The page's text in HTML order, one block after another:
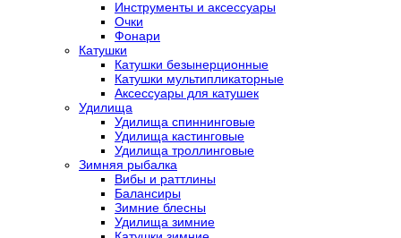
Инструменты и аксессуары
Очки
Фонари
Катушки
Катушки безынерционные
Катушки мультипликаторные
Аксессуары для катушек
Удилища
Удилища спиннинговые
Удилища кастинговые
Удилища троллинговые
Зимняя рыбалка
Вибы и раттлины
Балансиры
Зимние блесны
Удилища зимние